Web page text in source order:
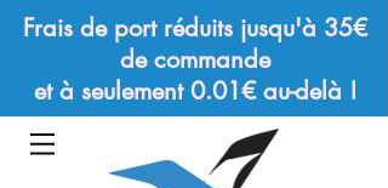
Frais de port réduits jusqu'à 35€
de commande
et à seulement 0.01€ au-delà !